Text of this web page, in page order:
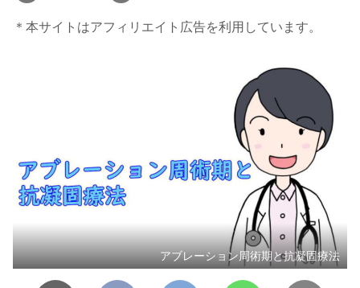
＊本サイトはアフィリエイト広告を利用しています。
アブレーション周術期と抗凝固療法